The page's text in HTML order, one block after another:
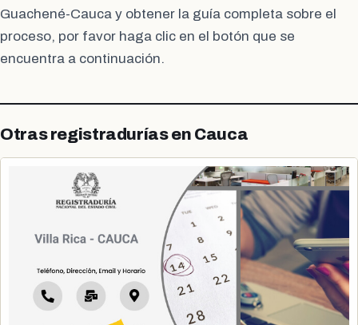
Guachené-Cauca y obtener la guía completa sobre el
proceso, por favor haga clic en el botón que se
encuentra a continuación.
Otras registradurías en Cauca